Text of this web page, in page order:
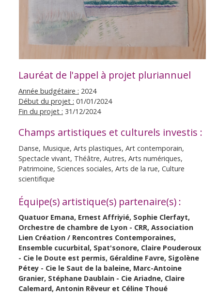
Lauréat de l'appel à projet pluriannuel
Année budgétaire : 2024
Début du projet : 01/01/2024
Fin du projet : 31/12/2024
Champs artistiques et culturels investis :
Danse, Musique, Arts plastiques, Art contemporain,
Spectacle vivant, Théâtre, Autres, Arts numériques,
Patrimoine, Sciences sociales, Arts de la rue, Culture
scientifique
Équipe(s) artistique(s) partenaire(s) :
Quatuor Emana, Ernest Affriyié, Sophie Clerfayt,
Orchestre de chambre de Lyon - CRR, Association
Lien Création / Rencontres Contemporaines,
Ensemble cucurbital, Spat'sonore, Claire Pouderoux
- Cie le Doute est permis, Géraldine Favre, Sigolène
Pétey - Cie le Saut de la baleine, Marc-Antoine
Granier, Stéphane Daublain - Cie Ariadne, Claire
Calemard, Antonin Rêveur et Céline Thoué